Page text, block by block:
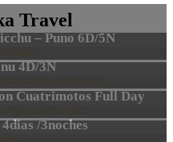
Travel